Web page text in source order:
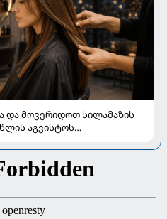
და მოვერიდოთ სილამაზის
აგვისტოს